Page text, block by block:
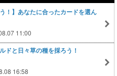
！】あなたに合ったカードを選ん
11:00
ドと日々草の種を採ろう！
16:58